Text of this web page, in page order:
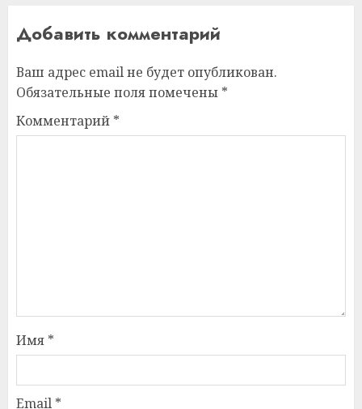
Добавить комментарий
Ваш адрес email не будет опубликован.
Обязательные поля помечены *
Комментарий *
Имя *
Email *